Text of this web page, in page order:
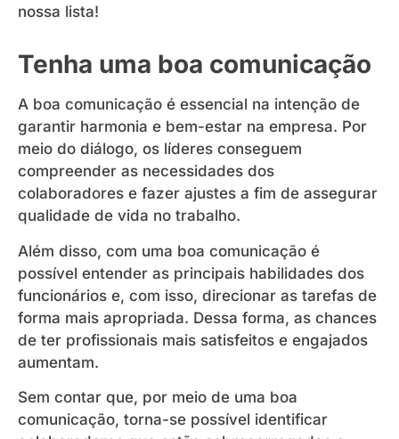
nossa lista!
Tenha uma boa comunicação
A boa comunicação é essencial na intenção de
garantir harmonia e bem-estar na empresa. Por
meio do diálogo, os líderes conseguem
compreender as necessidades dos
colaboradores e fazer ajustes a fim de assegurar
qualidade de vida no trabalho.
Além disso, com uma boa comunicação é
possível entender as principais habilidades dos
funcionários e, com isso, direcionar as tarefas de
forma mais apropriada. Dessa forma, as chances
de ter profissionais mais satisfeitos e engajados
aumentam.
Sem contar que, por meio de uma boa
comunicação, torna-se possível identificar